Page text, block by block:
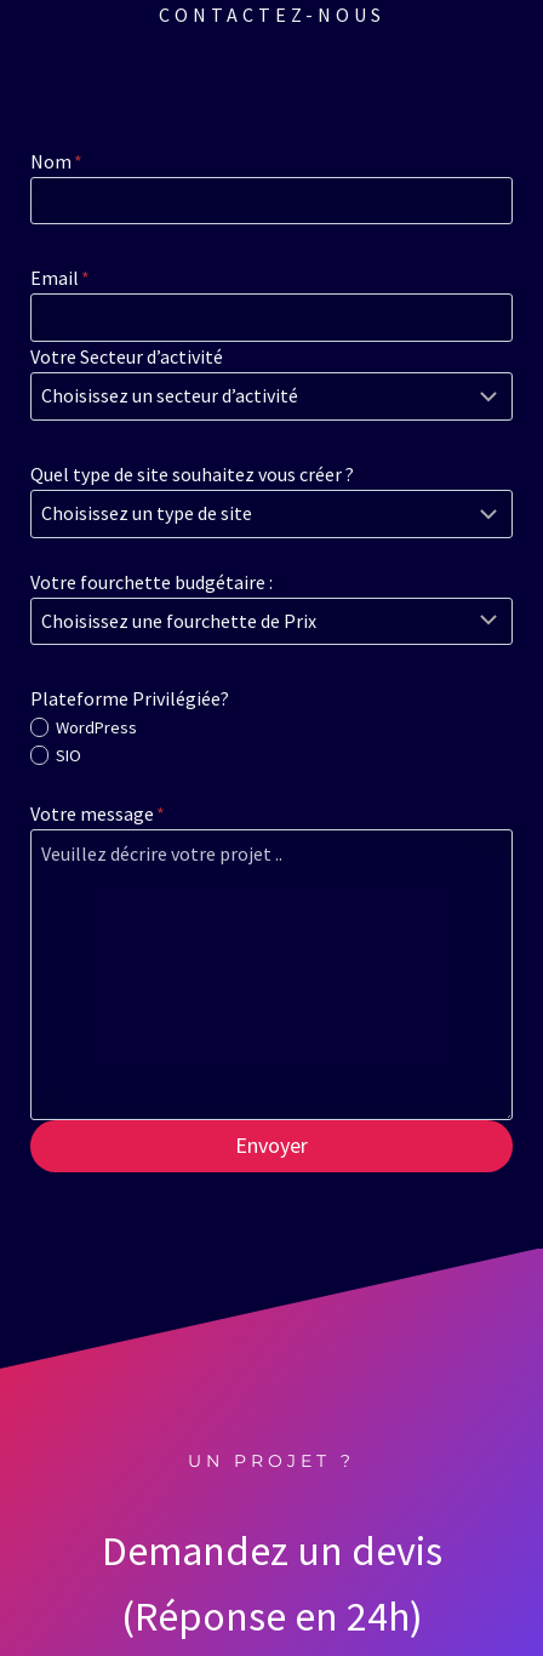
CONTACTEZ-NOUS
Nom *
Email *
Votre Secteur d’activité
Quel type de site souhaitez vous créer ?
Votre fourchette budgétaire :
Plateforme Privilégiée?
WordPress
SIO
Votre message *
Envoyer
UN PROJET ?
Demandez un devis
(Réponse en 24h)